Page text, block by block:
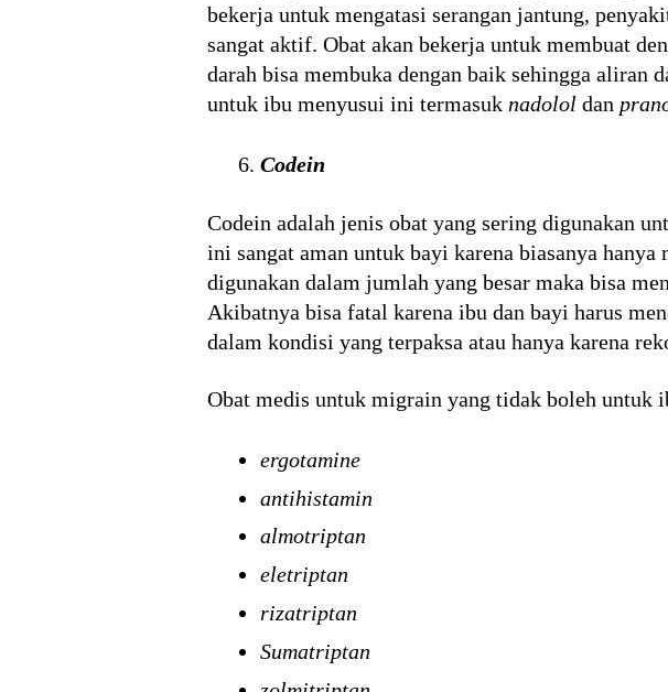
bekerja untuk mengatasi serangan jantung,
sangat aktif. Obat akan bekerja untuk membuat
darah bisa membuka dengan baik sehingga aliran
untuk ibu menyusui ini termasuk nadolol dan
Codein
Codein adalah jenis obat yang sering digunakan
ini sangat aman untuk bayi karena biasanya
digunakan dalam jumlah yang besar maka bisa
Akibatnya bisa fatal karena ibu dan bayi harus
dalam kondisi yang terpaksa atau hanya karena
Obat medis untuk migrain yang tidak boleh untuk
ergotamine
antihistamin
almotriptan
eletriptan
rizatriptan
Sumatriptan